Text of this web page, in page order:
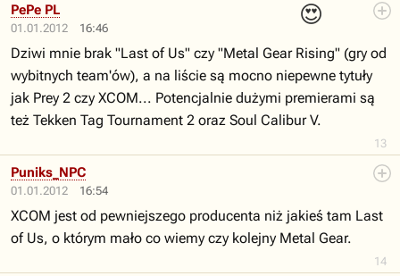
01.01.2012 16:46
😍
13
PePe PL
Dziwi mnie brak "Last of Us" czy "Metal Gear Rising" (gry od
wybitnych team'ów), a na liście są mocno niepewne tytuły
jak Prey 2 czy XCOM... Potencjalnie dużymi premierami są
też Tekken Tag Tournament 2 oraz Soul Calibur V.
01.01.2012 16:54
14
Puniks_NPC
XCOM jest od pewniejszego producenta niż jakieś tam Last
of Us, o którym mało co wiemy czy kolejny Metal Gear.